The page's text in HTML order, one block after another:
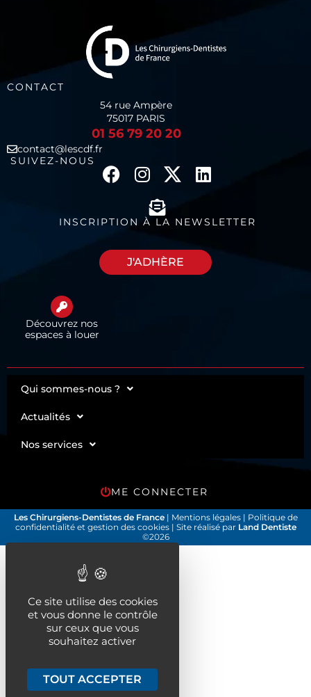
CONTACT
54 rue Ampère
75017 PARIS
01 56 79 20 20
contact@lescdf.fr
SUIVEZ-NOUS
INSCRIPTION À LA NEWSLETTER
J'ADHÈRE
Découvrez nos
espaces à louer
Qui sommes-nous ?
Actualités
Nos services
ME CONNECTER
Les Chirurgiens-Dentistes de France| Mentions légales | Politique de
confidentialité et gestion des cookies| Site réalisé par Land Dentiste
©2026
Ce site utilise des cookies
et vous donne le contrôle
sur ceux que vous
souhaitez activer
TOUT ACCEPTER